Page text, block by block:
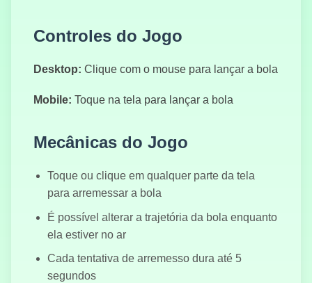
Cerceau
Roi du
Controles do Jogo
Desktop: Clique com o mouse para lançar a bola
Mobile: Toque na tela para lançar a bola
Mecânicas do Jogo
Toque ou clique em qualquer parte da tela
para arremessar a bola
É possível alterar a trajetória da bola enquanto
ela estiver no ar
Cada tentativa de arremesso dura até 5
segundos